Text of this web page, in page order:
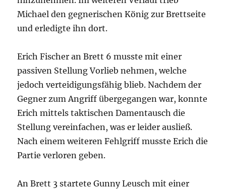
Michael den gegnerischen König zur Brettseite
und erledigte ihn dort.
Erich Fischer an Brett 6 musste mit einer
passiven Stellung Vorlieb nehmen, welche
jedoch verteidigungsfähig blieb. Nachdem der
Gegner zum Angriff übergegangen war, konnte
Erich mittels taktischen Damentausch die
Stellung vereinfachen, was er leider ausließ.
Nach einem weiteren Fehlgriff musste Erich die
Partie verloren geben.
An Brett 3 startete Gunny Leusch mit einer